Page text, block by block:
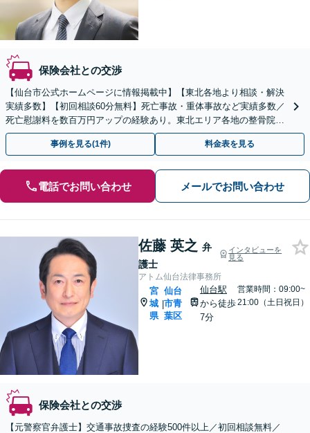
保険会社との交渉
【仙台市公式ホームページに情報掲載中】【東北各地より相談・解決
実績多数】【初回相談60分無料】死亡事故・重体事故など実績多数／
死亡慰謝料を数百万円アップの経験あり。東北エリア各地の整骨院と
連携し、被害回復に向け尽力します
事例を見る(1件) 料金表を見る
電話でお問い合わせ メールでお問い合わせ
佐藤 英之 弁
護士
インタビューを
見る
アトム仙台法律事務所
宮
城
県
|
仙台
市青
葉区
仙台駅
から徒歩
7分
営業時間：09:00~
21:00（土日祝日）
保険会社との交渉
【元警察官弁護士】交通事故捜査の経験500件以上／初回相談無料／